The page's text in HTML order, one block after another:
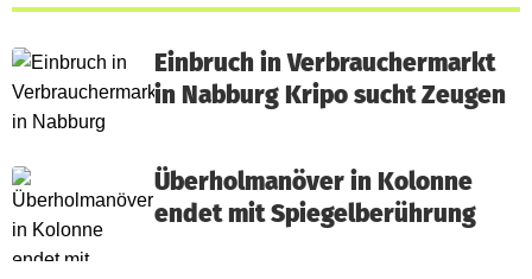
Einbruch in Verbrauchermarkt
in Nabburg Kripo sucht Zeugen
Überholmanöver in Kolonne
endet mit Spiegelberührung